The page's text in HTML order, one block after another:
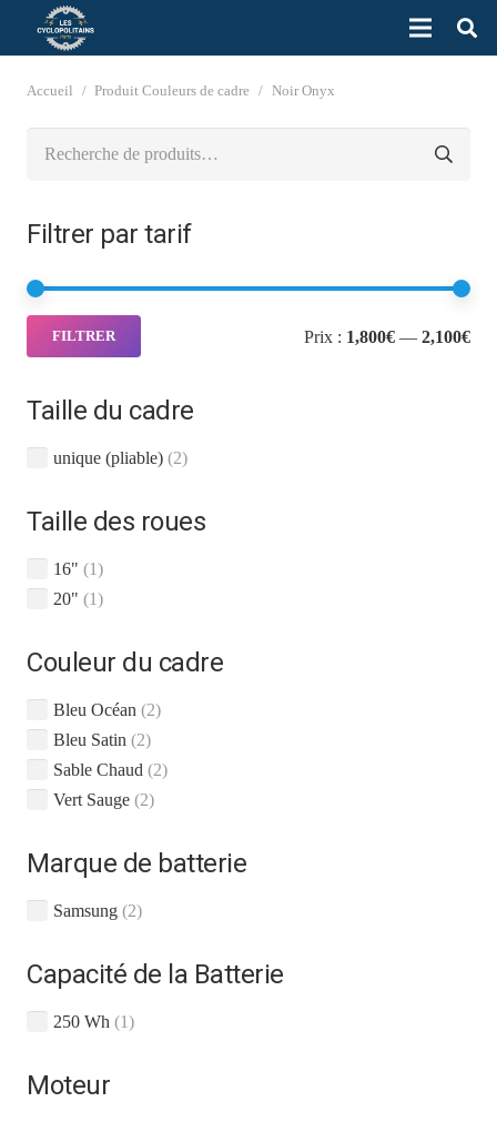
Accueil / Produit Couleurs de cadre / Noir Onyx
Filtrer par tarif
Prix
Prix
FILTRER Prix : 1,800€ — 2,100€
Taille du cadre
unique (pliable) (2)
Taille des roues
16" (1)
20" (1)
Couleur du cadre
Bleu Océan (2)
Bleu Satin (2)
Sable Chaud (2)
Vert Sauge (2)
Marque de batterie
Samsung (2)
Capacité de la Batterie
250 Wh (1)
Moteur